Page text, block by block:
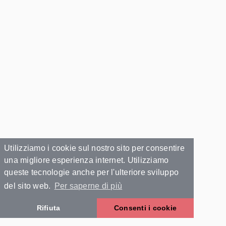
Utilizziamo i cookie sul nostro sito per consentire
una migliore esperienza internet. Utilizziamo
queste tecnologie anche per l'ulteriore sviluppo
del sito web.
Per saperne di più
Rifiuta Consenti i cookie